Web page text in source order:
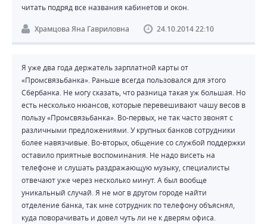
читать подряд все названия кабинетов и окон.
Храмцова Яна Гавриловна 24.10.2014 22:10
Я уже два года держатель зарплатной карты от
«Промсвязьбанка». Раньше всегда пользовался для этого
Сбербанка. Не могу сказать, что разница такая уж большая. Но
есть несколько нюансов, которые перевешивают чашу весов в
пользу «Промсвязьбанка». Во-первых, не так часто звонят с
различными предложениями. У крупных банков сотрудники
более навязчивые. Во-вторых, общение со службой поддержки
оставило приятные воспоминания. Не надо висеть на
телефоне и слушать раздражающую музыку, специалисты
отвечают уже через несколько минут. А был вообще
уникальный случай. Я не мог в другом городе найти
отделение банка, так мне сотрудник по телефону объяснял,
куда поворачивать и довел чуть ли не к дверям офиса.